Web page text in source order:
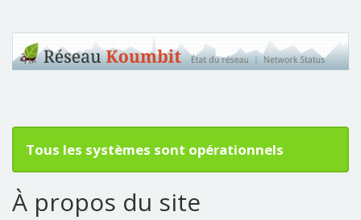
Tous les systèmes sont opérationnels
À propos du site